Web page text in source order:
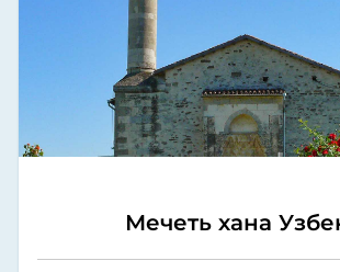
Мечеть хана